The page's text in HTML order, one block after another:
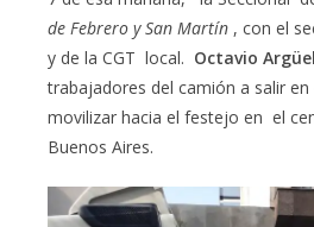
de Febrero y San Martín , con el
y de la CGT local. Octavio
trabajadores del camión a salir en
movilizar hacia el festejo en el
Buenos Aires.